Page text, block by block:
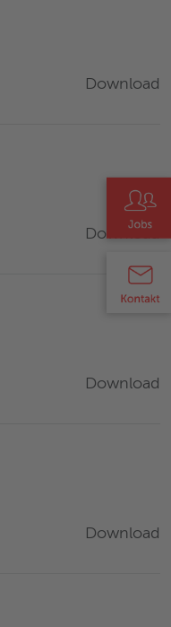
Download
Download
Download
Download